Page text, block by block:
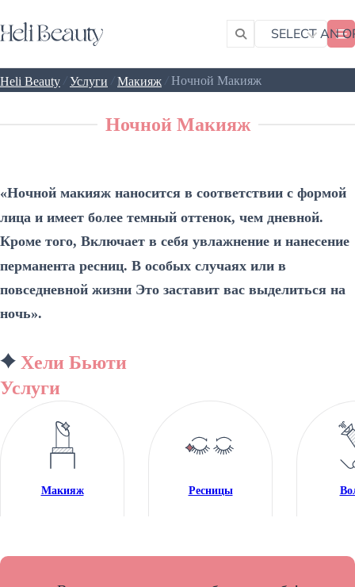
SELECT AN
Heli Beauty / Услуги / Макияж / Ночной Макияж
Ночной Макияж
«Ночной макияж наносится в соответствии с формой
лица и имеет более темный оттенок, чем дневной.
Кроме того, Включает в себя увлажнение и нанесение
перманента ресниц. В особых случаях или в
повседневной жизни Это заставит вас выделиться на
ночь».
Хели Бьюти
Услуги
Макияж Ресницы